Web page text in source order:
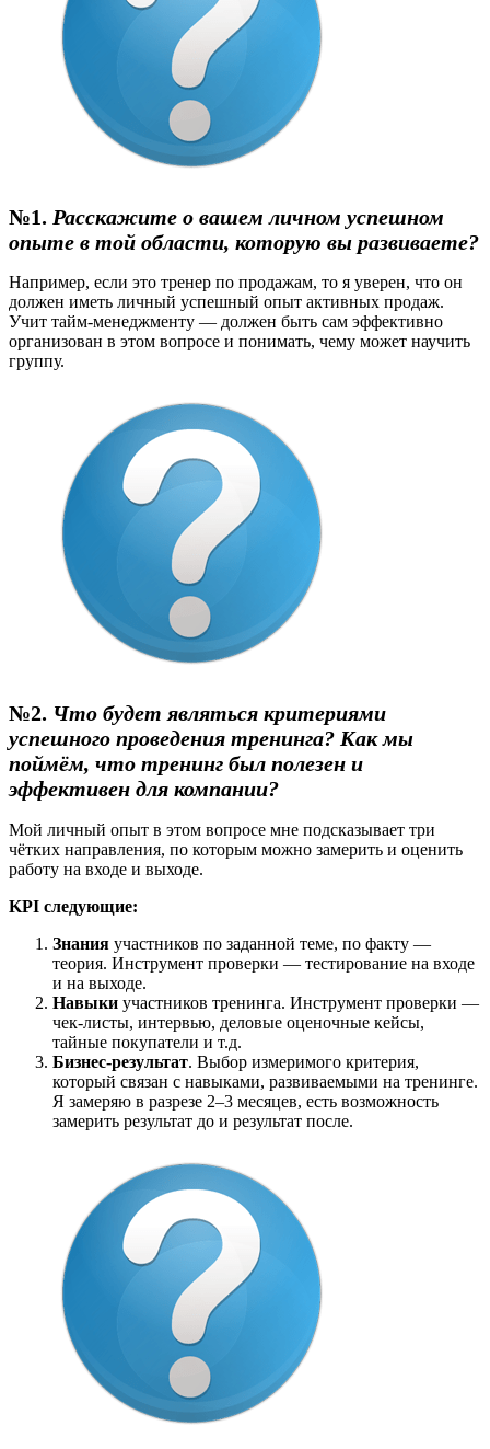
№1. Расскажите о вашем личном успешном
опыте в той области, которую вы развиваете?
Например, если это тренер по продажам, то я уверен, что он
должен иметь личный успешный опыт активных продаж.
Учит тайм-менеджменту — должен быть сам эффективно
организован в этом вопросе и понимать, чему может научить
группу.
№2. Что будет являться критериями
успешного проведения тренинга? Как мы
поймём, что тренинг был полезен и
эффективен для компании?
Мой личный опыт в этом вопросе мне подсказывает три
чётких направления, по которым можно замерить и оценить
работу на входе и выходе.
KPI следующие:
Знания участников по заданной теме, по факту —
теория. Инструмент проверки — тестирование на входе
и на выходе.
Навыки участников тренинга. Инструмент проверки —
чек-листы, интервью, деловые оценочные кейсы,
тайные покупатели и т.д.
Бизнес-результат. Выбор измеримого критерия,
который связан с навыками, развиваемыми на тренинге.
Я замеряю в разрезе 2–3 месяцев, есть возможность
замерить результат до и результат после.